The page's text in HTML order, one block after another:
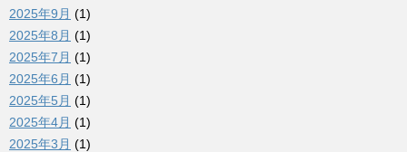
2025年9月 (1)
2025年8月 (1)
2025年7月 (1)
2025年6月 (1)
2025年5月 (1)
2025年4月 (1)
2025年3月 (1)